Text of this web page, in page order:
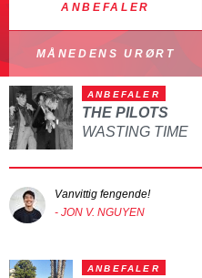
ANBEFALER
MÅNEDENS URØRT
ANBEFALER
THE PILOTS
WASTING TIME
Vanvittig fengende!
- JON V. NGUYEN
ANBEFALER